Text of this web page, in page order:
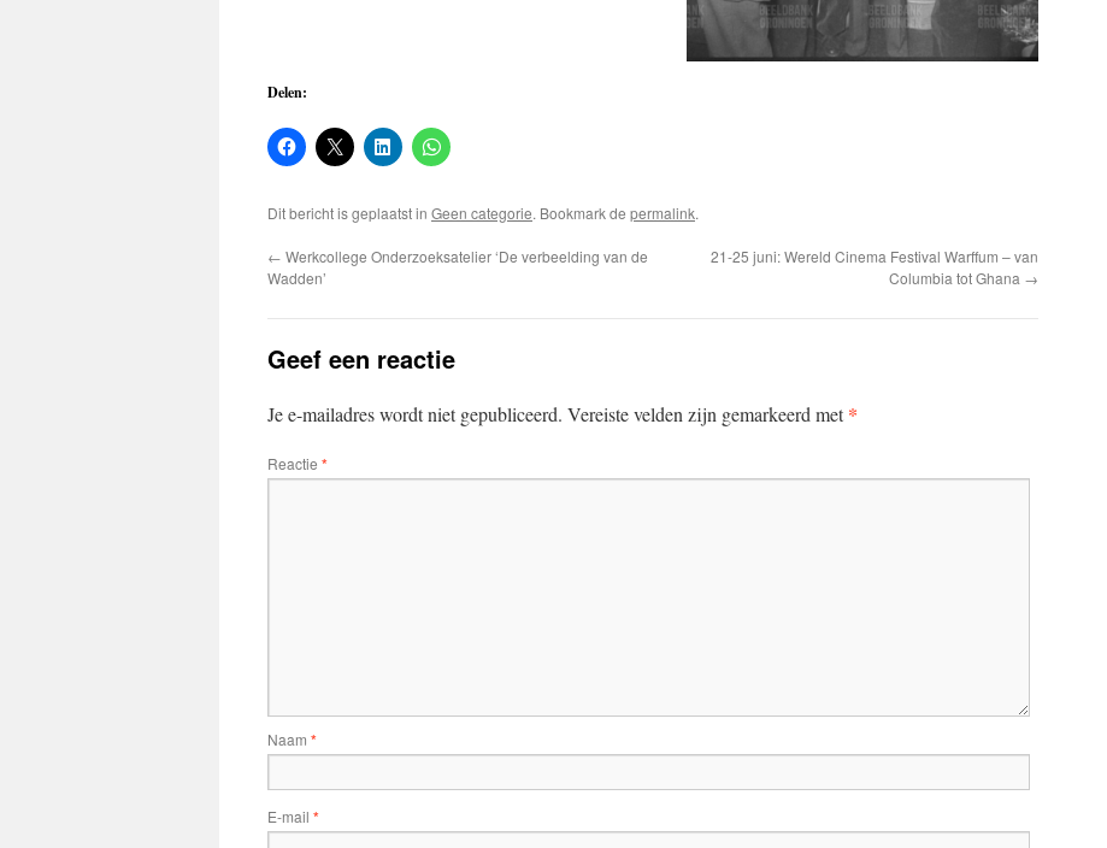
Delen:
Dit bericht is geplaatst in Geen categorie. Bookmark de permalink.
← Werkcollege Onderzoeksatelier ‘De verbeelding van de
Wadden’
21-25 juni: Wereld Cinema Festival Warffum – van
Columbia tot Ghana →
Geef een reactie
Je e-mailadres wordt niet gepubliceerd. Vereiste velden zijn gemarkeerd met*
Reactie *
Naam *
E-mail *